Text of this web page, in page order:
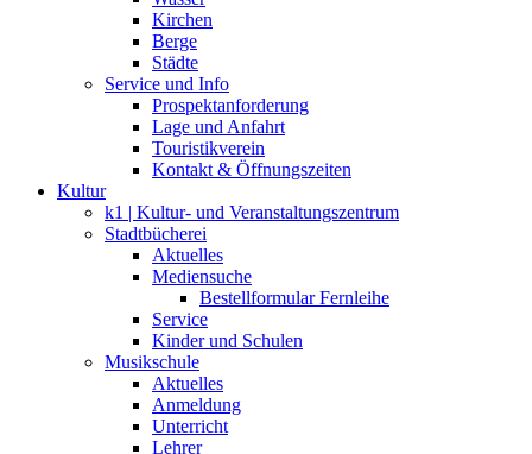
Kirchen
Berge
Städte
Service und Info
Prospektanforderung
Lage und Anfahrt
Touristikverein
Kontakt & Öffnungszeiten
Kultur
k1 | Kultur- und Veranstaltungszentrum
Stadtbücherei
Aktuelles
Mediensuche
Bestellformular Fernleihe
Service
Kinder und Schulen
Musikschule
Aktuelles
Anmeldung
Unterricht
Lehrer